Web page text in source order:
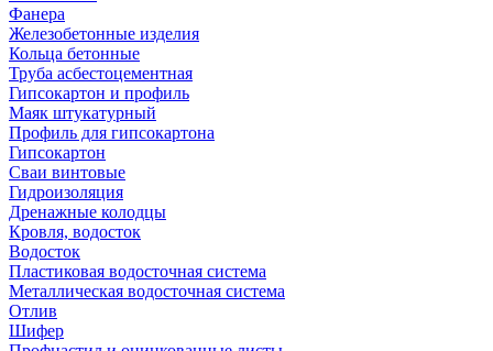
Фанера
Железобетонные изделия
Кольца бетонные
Труба асбестоцементная
Гипсокартон и профиль
Маяк штукатурный
Профиль для гипсокартона
Гипсокартон
Сваи винтовые
Гидроизоляция
Дренажные колодцы
Кровля, водосток
Водосток
Пластиковая водосточная система
Металлическая водосточная система
Отлив
Шифер